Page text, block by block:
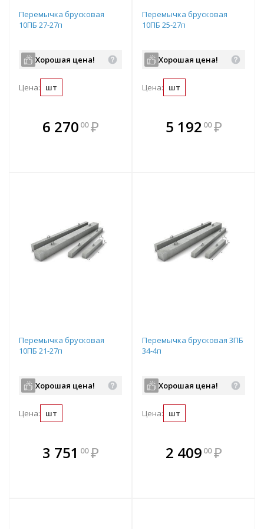
Перемычка брусковая
10ПБ 27-27п
Хорошая цена!
Цена: шт
6 270 00 ₽
В комплекте
всегда выгоднее!
Перемычка брусковая
10ПБ 25-27п
Хорошая цена!
Цена: шт
В комплекте
всегда выгоднее!
5 192 00 ₽
Перемычка брусковая
10ПБ 21-27п
Хорошая цена!
Цена: шт
3 751 00 ₽
В комплекте
всегда выгоднее!
Перемычка брусковая 3ПБ
34-4п
Хорошая цена!
Цена: шт
В комплекте
всегда выгоднее!
2 409 00 ₽